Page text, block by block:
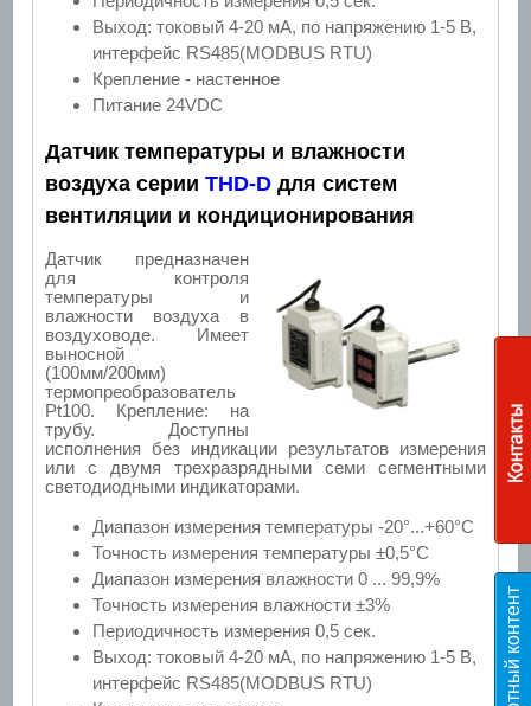
Выход: токовый 4-20 мА, по напряжению 1-5 В,
интерфейс RS485(MODBUS RTU)
Крепление - настенное
Питание 24VDC
Датчик температуры и влажности
воздуха серии THD-D для систем
вентиляции и кондиционирования
Датчик предназначен
для контроля
температуры и
влажности воздуха в
воздуховоде. Имеет
выносной
(100мм/200мм)
термопреобразователь
Pt100. Крепление: на
трубу. Доступны
исполнения без индикации результатов измерения
или с двумя трехразрядными семи сегментными
светодиодными индикаторами.
Диапазон измерения температуры -20°...+60°С
Точность измерения температуры ±0,5°С
Диапазон измерения влажности 0 ... 99,9%
Точность измерения влажности ±3%
Периодичность измерения 0,5 сек.
Выход: токовый 4-20 мА, по напряжению 1-5 В,
интерфейс RS485(MODBUS RTU)